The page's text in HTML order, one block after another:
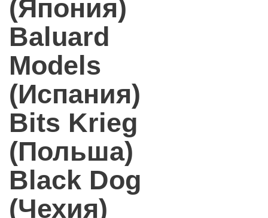
(Япония)
Baluard
Models
(Испания)
Bits Krieg
(Польша)
Black Dog
(Чехия)